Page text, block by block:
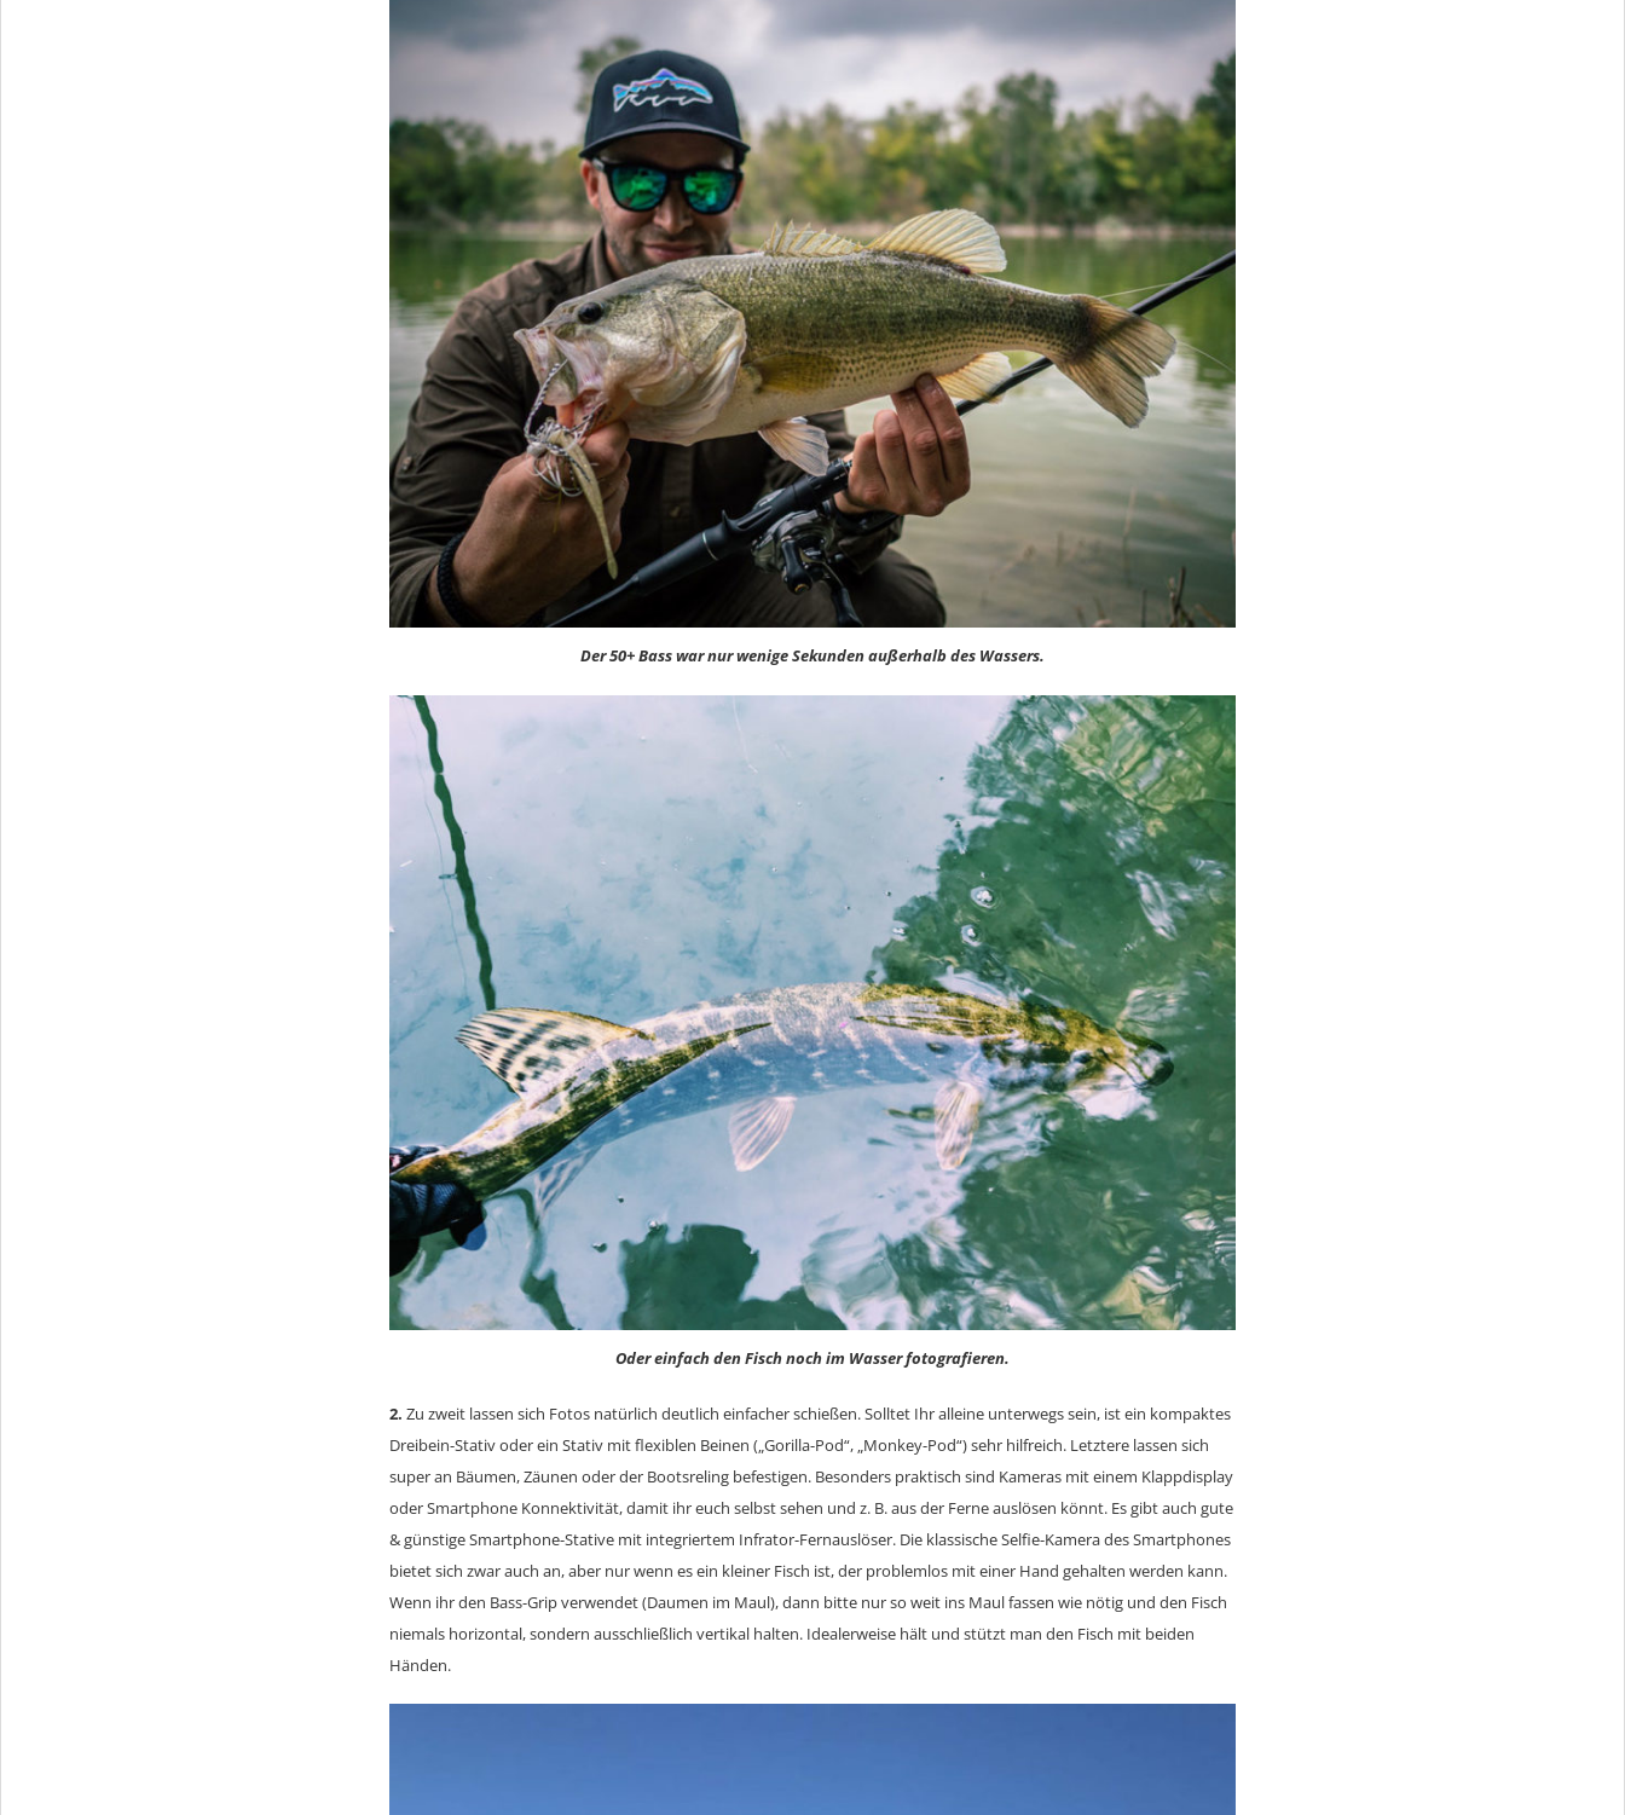
Der 50+ Bass war nur wenige Sekunden außerhalb des Wassers.
Oder einfach den Fisch noch im Wasser fotografieren.
2. Zu zweit lassen sich Fotos natürlich deutlich einfacher schießen. Solltet Ihr alleine unterwegs sein, ist ein kompaktes
Dreibein-Stativ oder ein Stativ mit flexiblen Beinen („Gorilla-Pod“, „Monkey-Pod“) sehr hilfreich. Letztere lassen sich
super an Bäumen, Zäunen oder der Bootsreling befestigen. Besonders praktisch sind Kameras mit einem Klappdisplay
oder Smartphone Konnektivität, damit ihr euch selbst sehen und z. B. aus der Ferne auslösen könnt. Es gibt auch gute
& günstige Smartphone-Stative mit integriertem Infrator-Fernauslöser. Die klassische Selfie-Kamera des Smartphones
bietet sich zwar auch an, aber nur wenn es ein kleiner Fisch ist, der problemlos mit einer Hand gehalten werden kann.
Wenn ihr den Bass-Grip verwendet (Daumen im Maul), dann bitte nur so weit ins Maul fassen wie nötig und den Fisch
niemals horizontal, sondern ausschließlich vertikal halten. Idealerweise hält und stützt man den Fisch mit beiden
Händen.